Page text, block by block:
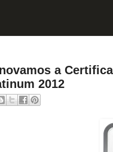
a
2012